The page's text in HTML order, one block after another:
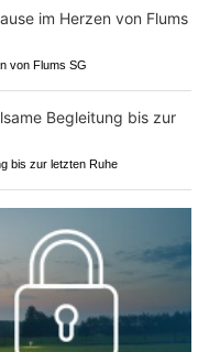
von Flums SG
bis zur letzten Ruhe